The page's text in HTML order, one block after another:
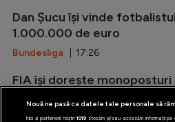
Dan Șucu își vinde
1.000.000 de euro
Bundesliga | 17:26
FIA își dorește monoposturi
Formula 1| 16:50
Nouă ne pasă ca datele tale personale să
Noi și partenerii noștri 1019stocăm și/sau accesăm informații pe